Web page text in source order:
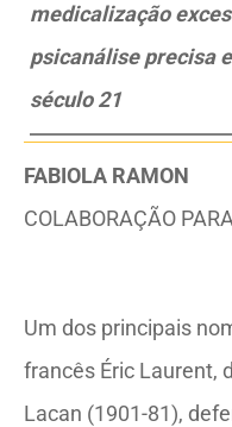
medicalização
psicanálise precisa
século 21
FABIOLA RAMON
COLABORAÇÃO
Um dos principais
francês Éric Laurent,
Lacan (1901-81),